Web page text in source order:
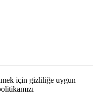
için gizliliğe uygun